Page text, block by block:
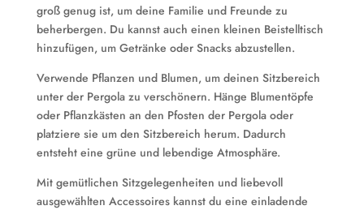
groß genug ist, um deine Familie und Freunde zu
beherbergen. Du kannst auch einen kleinen Beistelltisch
hinzufügen, um Getränke oder Snacks abzustellen.
Verwende Pflanzen und Blumen, um deinen Sitzbereich
unter der Pergola zu verschönern. Hänge Blumentöpfe
oder Pflanzkästen an den Pfosten der Pergola oder
platziere sie um den Sitzbereich herum. Dadurch
entsteht eine grüne und lebendige Atmosphäre.
Mit gemütlichen Sitzgelegenheiten und liebevoll
ausgewählten Accessoires kannst du eine einladende